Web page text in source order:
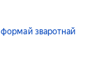
формай зваротнай